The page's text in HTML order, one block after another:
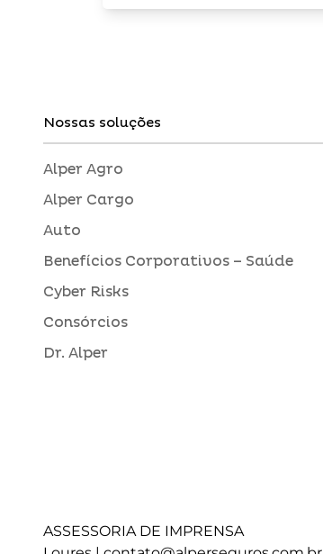
Nossas soluções
Alper Agro
Alper Cargo
Auto
Benefícios Corporativos – Saúde
Cyber Risks
Consórcios
Dr. Alper
ASSESSORIA DE IMPRENSA